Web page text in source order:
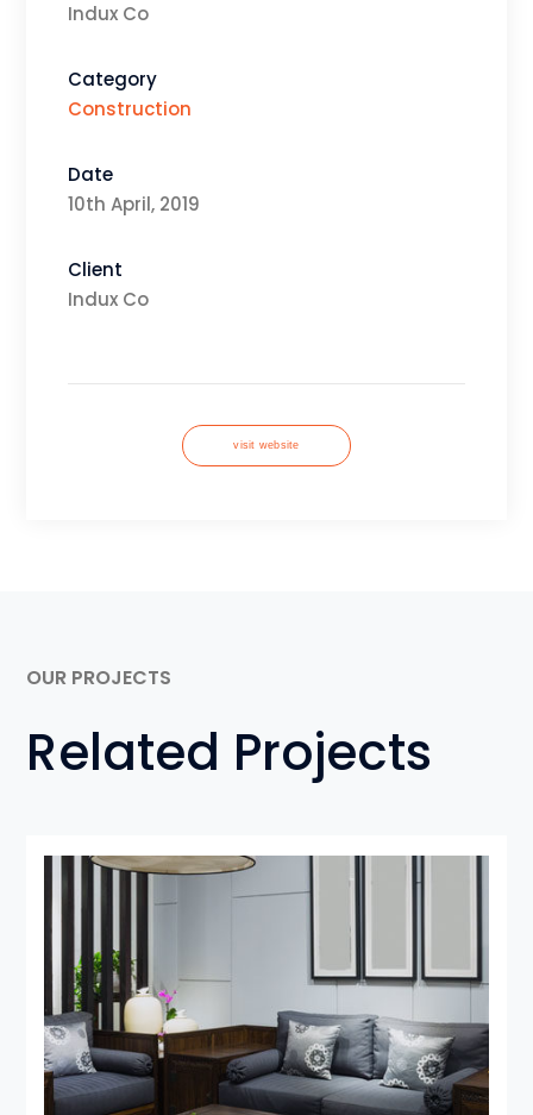
Indux Co
Category
Construction
Date
10th April, 2019
Client
Indux Co
visit website
OUR PROJECTS
Related Projects